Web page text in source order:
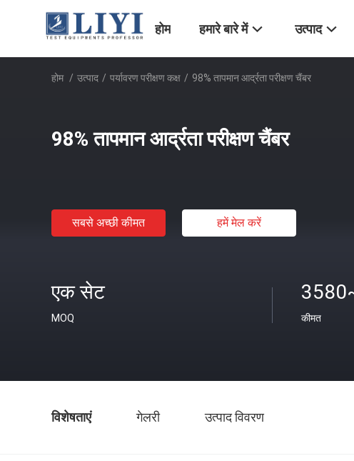
होम हमारे बारे में उत्पाद
होम / उत्पाद / पर्यावरण परीक्षण कक्ष / 98% तापमान आर्द्रता परीक्षण चैंबर
98% तापमान आर्द्रता परीक्षण चैंबर
सबसे अच्छी कीमत हमें मेल करें
एक सेट
MOQ कीमत
विशेषताएं गेलरी उत्पाद विवरण